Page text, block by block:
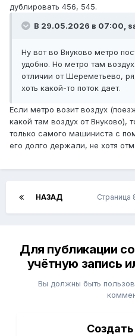
дублировать 456, 545.
В 29.05.2026 в 07:00,
Ну вот во Внуково метро
удобно. Но метро там
отличии от Шереметьево,
хоть какой-то поток дает.
Если метро возит воздух
какой там воздух от Внуково),
только самого машиниста с
его долго держали, не хотя
НАЗАД Страница
Для публикации
учётную запись
Вы должны быть
Создать